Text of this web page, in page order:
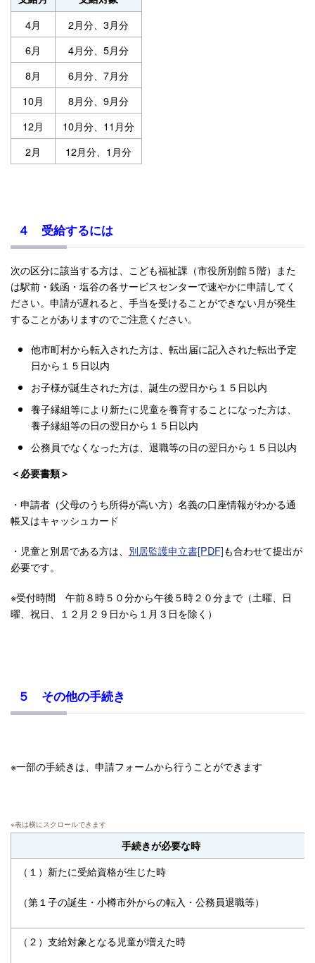
4月
2月分、3月分
6月
4月分、5月分
8月
6月分、7月分
10月
8月分、9月分
12月
10月分、11月分
2月
12月分、1月分
４ 受給するには
次の区分に該当する方は、こども福祉課（市役所別館５階）また
は駅前・銭函・塩谷の各サービスセンターで速やかに申請してく
ださい。申請が遅れると、手当を受けることができない月が発生
することがありますのでご注意ください。
他市町村から転入された方は、転出届に記入された転出予定
日から１５日以内
お子様が誕生された方は、誕生の翌日から１５日以内
養子縁組等により新たに児童を養育することになった方は、
養子縁組等の日の翌日から１５日以内
公務員でなくなった方は、退職等の日の翌日から１５日以内
＜必要書類＞
・申請者（父母のうち所得が高い方）名義の口座情報がわかる通
帳又はキャッシュカード
・児童と別居である方は、 別居監護申立書[PDF]も合わせて提出が
必要です。
※受付時間 午前８時５０分から午後５時２０分まで（土曜、日
曜、祝日、１２月２９日から１月３日を除く）
５ その他の手続き
※一部の手続きは、申請フォームから行うことができます
手続きが必要な時
（１）新たに受給資格が生じた時
（第１子の誕生・小樽市外からの転入・公務員退職等）
（２）支給対象となる児童が増えた時